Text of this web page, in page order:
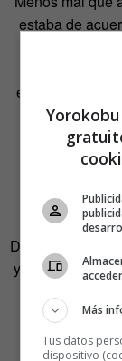
estaba de
momento se
existencia
que se
Locke y
palabras del
hoy
Del futuro, Crary
y atracciones
acelerado.
aumentan las
Más
Tus datos
dispositivo